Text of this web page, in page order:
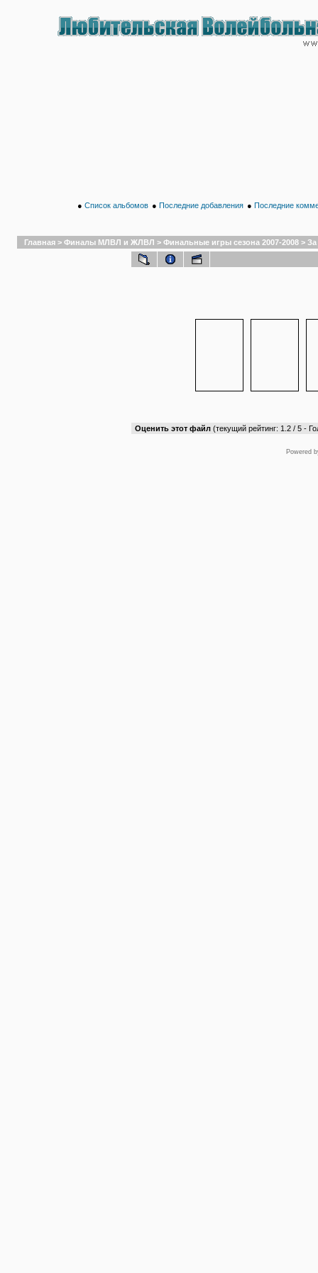
● Список альбомов ● Последние добавления ● Последние
Главная > Финалы МЛВЛ и ЖЛВЛ > Финальные игры сезона 2007-2008 >
Оценить этот файл (текущий рейтинг: 1.2 / 5 -
Powered